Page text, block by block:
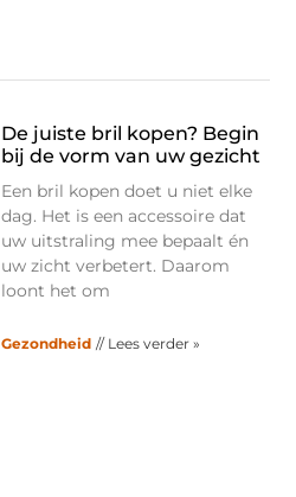
De juiste bril kopen? Begin
bij de vorm van uw gezicht
Een bril kopen doet u niet elke
dag. Het is een accessoire dat
uw uitstraling mee bepaalt én
uw zicht verbetert. Daarom
loont het om
Gezondheid // Lees verder »